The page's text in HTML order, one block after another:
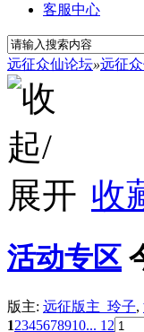
客服中心
远征众仙论坛»远征
收
活动专区
版主: 远征版主_玲子,
12345678910... 12